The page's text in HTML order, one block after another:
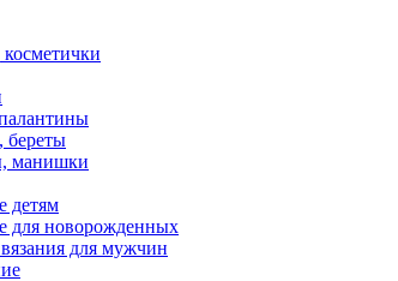
манишки
детям
для новорожденных
для мужчин